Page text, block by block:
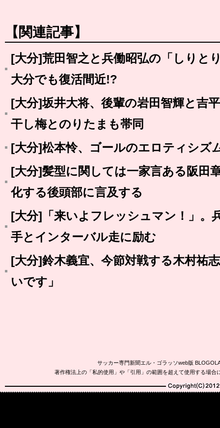
【関連記事】
[大分]荒田智之と兵働昭弘の「しりと
大分でも復活間近!?
[大分]坂井大将、後輩の岩田智輝と吉
干し梅とのりたまも帯同
[大分]松本怜、ゴールのエロティシズ
[大分]髪型に関しては一家言ある阪田
化する後頭部に言及する
[大分]「来いよフレッシュマン！」。
手とインターバル走に励む
[大分]鈴木義宜、今節対戦する木村祐
いです」
サッカー専門新聞エル・ゴラッソweb版
著作権法上の「私的使用」や「引用」の範囲を超えて使用する場
Copyright(C)2010-